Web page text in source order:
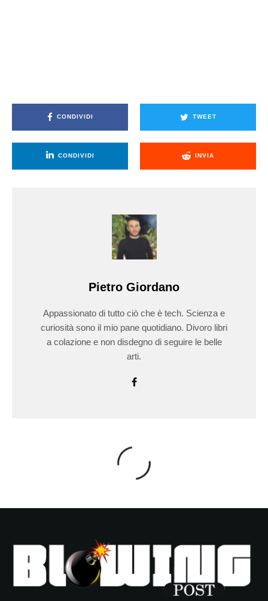
CONDIVIDI TWEET
CONDIVIDI INVIA
Pietro Giordano
Appassionato di tutto ciò che è tech. Scienza e
curiosità sono il mio pane quotidiano. Divoro libri
a colazione e non disdegno di seguire le belle
arti.